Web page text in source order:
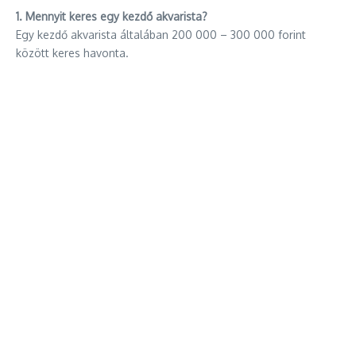
1. Mennyit keres egy kezdő akvarista?
Egy kezdő akvarista általában 200 000 – 300 000 forint
között keres havonta.